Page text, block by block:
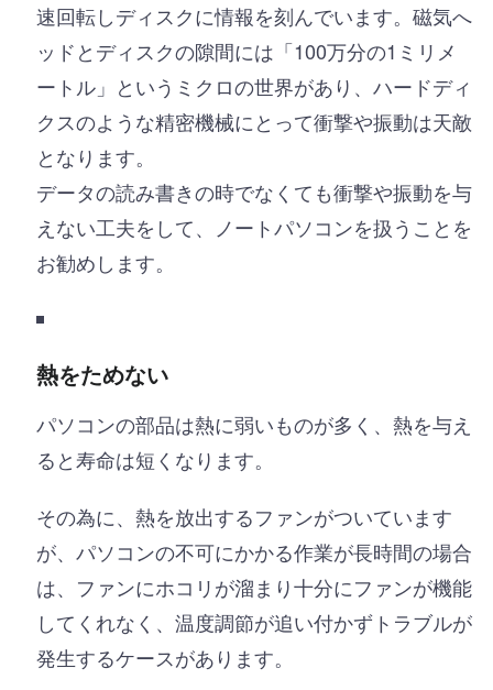
速回転しディスクに情報を刻んでいます。磁気へ
ッドとディスクの隙間には「100万分の1ミリメ
ートル」というミクロの世界があり、ハードディ
クスのような精密機械にとって衝撃や振動は天敵
となります。
データの読み書きの時でなくても衝撃や振動を与
えない工夫をして、ノートパソコンを扱うことを
お勧めします。
熱をためない
パソコンの部品は熱に弱いものが多く、熱を与え
ると寿命は短くなります。
その為に、熱を放出するファンがついています
が、パソコンの不可にかかる作業が長時間の場合
は、ファンにホコリが溜まり十分にファンが機能
してくれなく、温度調節が追い付かずトラブルが
発生するケースがあります。